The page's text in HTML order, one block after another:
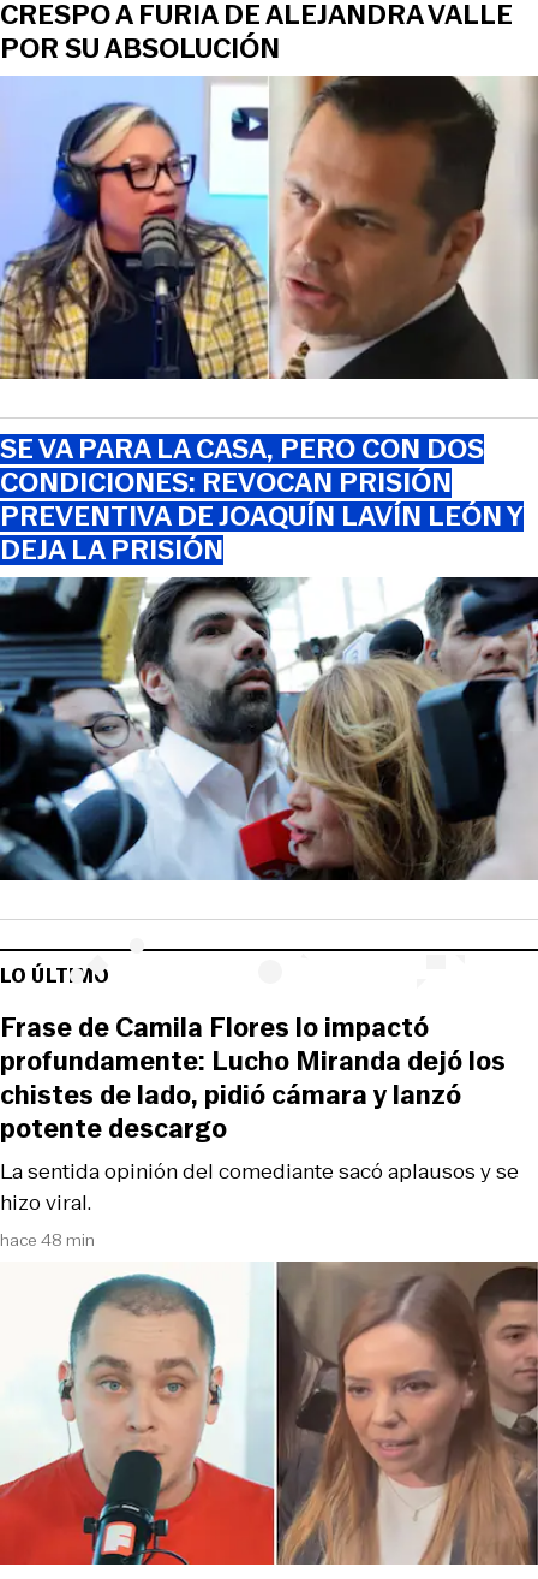
CRESPO A FURIA DE ALEJANDRA VALLE
POR SU ABSOLUCIÓN
SE VA PARA LA CASA, PERO CON DOS
CONDICIONES: REVOCAN PRISIÓN
PREVENTIVA DE JOAQUÍN LAVÍN LEÓN Y
DEJA LA PRISIÓN
LO ÚLTIMO
hace 48 min
La sentida opinión del comediante sacó aplausos y se
hizo viral.
Frase de Camila Flores lo impactó
profundamente: Lucho Miranda dejó los
chistes de lado, pidió cámara y lanzó
potente descargo